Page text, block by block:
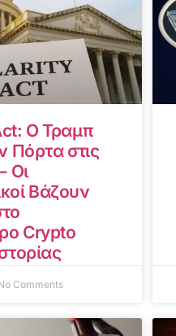
Ο Τραμπ
Πόρτα στις
Οι
Βάζουν
Crypto
Comments